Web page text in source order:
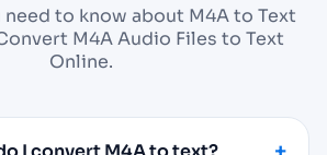
to know about M4A to Text
M4A Audio Files to Text
Online.